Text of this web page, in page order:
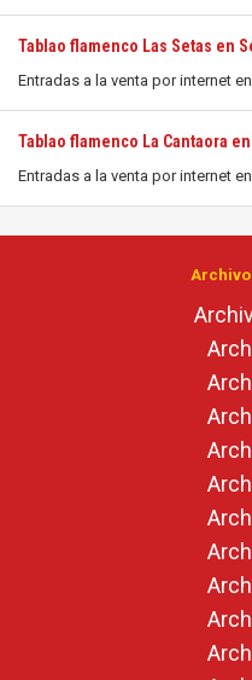
Tablao flamenco Las Setas en
Entradas a la venta por internet en
Tablao flamenco La Cantaora
Entradas a la venta por internet en
Archivo